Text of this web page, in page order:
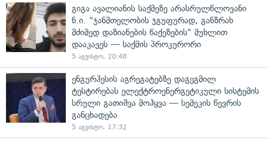
გიგა ავალიანის საქმეზე არასრულწლოვანი
ნ.ი. "ჯანმთელობის ჯგუფურად, განზრახ
მძიმედ დაზიანების წაქეზების" მუხლით
დააკავეს — საქმის პროკურორი
5 აგვისტო, 20:48
ენგურჰესის აგრეგატებზე დაგეგმილ
ტესტირებას ელექტროენერგეტიკული სისტემის
სრული გათიშვა მოჰყვა — სემეკის წევრის
განცხადება
5 აგვისტო, 17:32